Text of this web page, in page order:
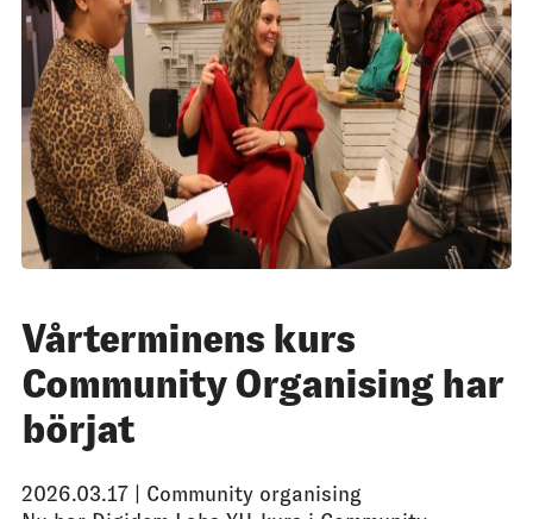
Vårterminens kurs
Community Organising har
börjat
2026.03.17 | Community organising